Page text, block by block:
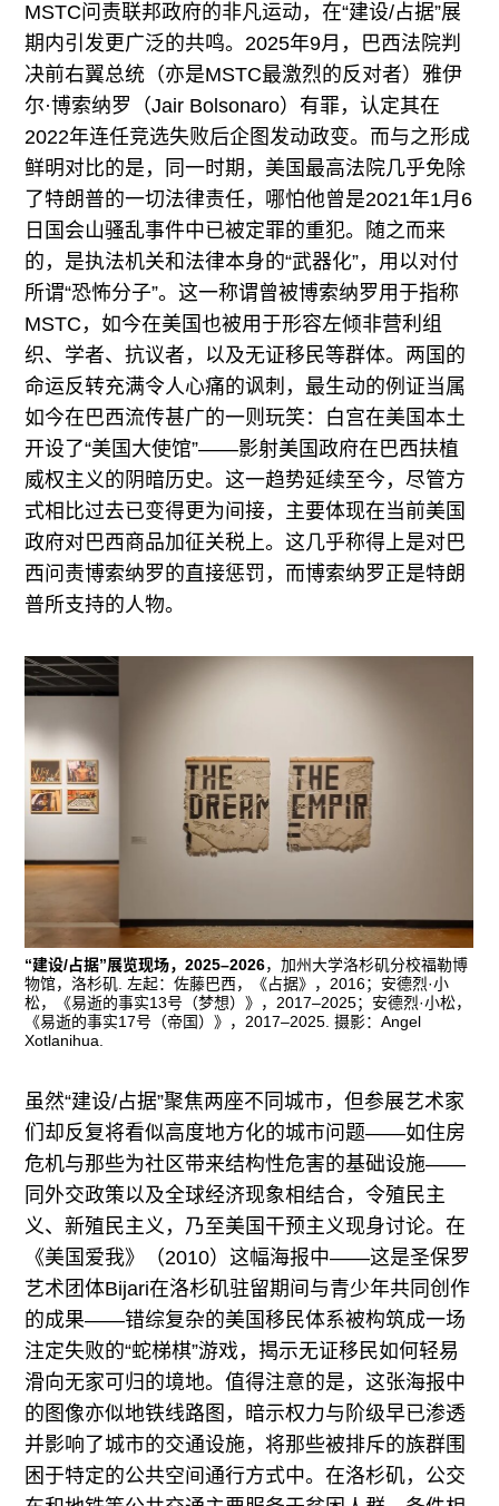
MSTC问责联邦政府的非凡运动，在“建设/占据”展
期内引发更广泛的共鸣。2025年9月，巴西法院判
决前右翼总统（亦是MSTC最激烈的反对者）雅伊
尔·博索纳罗（Jair Bolsonaro）有罪，认定其在
2022年连任竞选失败后企图发动政变。而与之形成
鲜明对比的是，同一时期，美国最高法院几乎免除
了特朗普的一切法律责任，哪怕他曾是2021年1月6
日国会山骚乱事件中已被定罪的重犯。随之而来
的，是执法机关和法律本身的“武器化”，用以对付
所谓“恐怖分子”。这一称谓曾被博索纳罗用于指称
MSTC，如今在美国也被用于形容左倾非营利组
织、学者、抗议者，以及无证移民等群体。两国的
命运反转充满令人心痛的讽刺，最生动的例证当属
如今在巴西流传甚广的一则玩笑：白宫在美国本土
开设了“美国大使馆”——影射美国政府在巴西扶植
威权主义的阴暗历史。这一趋势延续至今，尽管方
式相比过去已变得更为间接，主要体现在当前美国
政府对巴西商品加征关税上。这几乎称得上是对巴
西问责博索纳罗的直接惩罚，而博索纳罗正是特朗
普所支持的人物。
“建设/占据”展览现场，2025–2026，加州大学洛杉矶分校福勒博
物馆，洛杉矶. 左起：佐藤巴西，《占据》，2016；安德烈·小
松，《易逝的事实13号（梦想）》，2017–2025；安德烈·小松，
《易逝的事实17号（帝国）》，2017–2025. 摄影：Angel
Xotlanihua.
虽然“建设/占据”聚焦两座不同城市，但参展艺术家
们却反复将看似高度地方化的城市问题——如住房
危机与那些为社区带来结构性危害的基础设施——
同外交政策以及全球经济现象相结合，令殖民主
义、新殖民主义，乃至美国干预主义现身讨论。在
《美国爱我》（2010）这幅海报中——这是圣保罗
艺术团体Bijari在洛杉矶驻留期间与青少年共同创作
的成果——错综复杂的美国移民体系被构筑成一场
注定失败的“蛇梯棋”游戏，揭示无证移民如何轻易
滑向无家可归的境地。值得注意的是，这张海报中
的图像亦似地铁线路图，暗示权力与阶级早已渗透
并影响了城市的交通设施，将那些被排斥的族群围
困于特定的公共空间通行方式中。在洛杉矶，公交